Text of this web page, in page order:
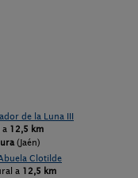
de la Luna III
a 12,5 km
(Jaén)
Clotilde
a 12,5 km